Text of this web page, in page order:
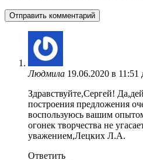
Людмила 19.06.2020 в 11:51
Здравствуйте,Сергей!
построения предложения
воспользуюсь вашим
огонек творчества не
уважением,Лецких Л.А.
Ответить